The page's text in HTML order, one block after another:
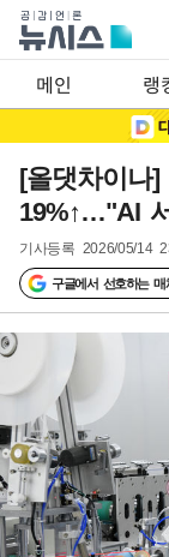
메인 랭
[올댓차이나
19%↑…"AI
기사등록 2026/05/14
구글에서 선호하는 매